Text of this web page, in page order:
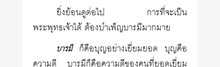
ยิ่งย้อนดูต่อไป การที่จะเป็น
พระพุทธเจ้าได้ ต้องบำเพ็ญบารมีมากมาย
บารมีก็คือบุญอย่างเยี่ยมยอด บุญคือ